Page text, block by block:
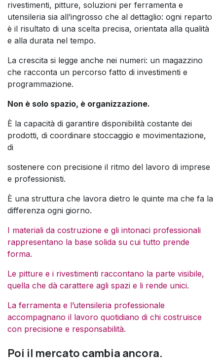
rivestimenti, pitture, soluzioni per ferramenta e
utensileria sia all’ingrosso che al dettaglio: ogni reparto
è il risultato di una scelta precisa, orientata alla qualità
e alla durata nel tempo.
La crescita si legge anche nei numeri: un magazzino
che racconta un percorso fatto di investimenti e
programmazione.
Non è solo spazio, è organizzazione.
È la capacità di garantire disponibilità costante dei
prodotti, di coordinare stoccaggio e movimentazione,
di
sostenere con precisione il ritmo del lavoro di imprese
e professionisti.
È una struttura che lavora dietro le quinte ma che fa la
differenza ogni giorno.
I materiali da costruzione e gli intonaci professionali
rappresentano la base solida su cui tutto prende
forma.
Le pitture e i rivestimenti raccontano la parte visibile,
quella che dà carattere agli spazi e li rende unici.
La ferramenta e l’utensileria professionale
accompagnano il lavoro quotidiano di chi costruisce
con precisione e responsabilità.
Poi il mercato cambia ancora.